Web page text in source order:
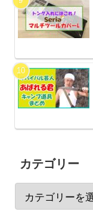
カテゴリー